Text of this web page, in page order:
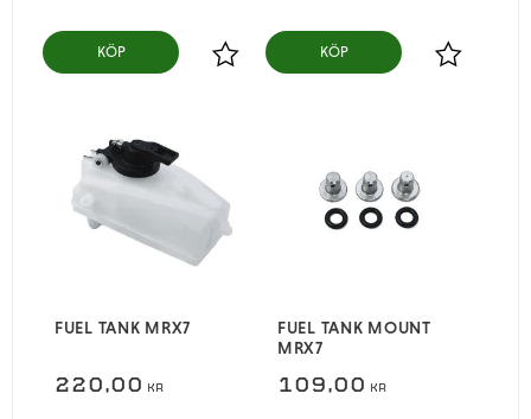
Lägg till i favoriter
KÖP
Lägg till i
KÖP
FUEL TANK MRX7
220,00 KR
FUEL TANK MOUNT
MRX7
109,00 KR